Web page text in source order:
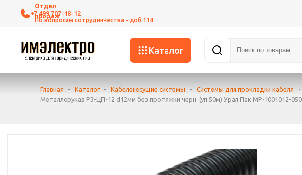
+7 499 707-18-12
Каталог
Главная - Каталог - Кабеленесущие системы - Системы для прокладки кабеля -
Металлорукав Р3-ЦП-12 d12мм без протяжки черн. (уп.50м) Урал Пак МР-1001012-050